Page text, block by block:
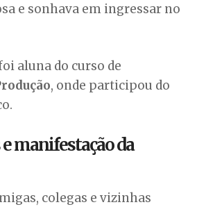
e sonhava em ingressar no
aluna do curso de
, onde participou do
manifestação da
colegas e vizinhas